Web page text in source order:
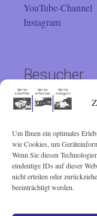
Um Ihnen ein optimales
wie Cookies, um
Wenn Sie diesen
eindeutige IDs auf dieser
nicht erteilen oder
beeinträchtigt werden.
YouTube-Channel
Instagram
Besucher
Sie sind seit
Besucher. Vielen